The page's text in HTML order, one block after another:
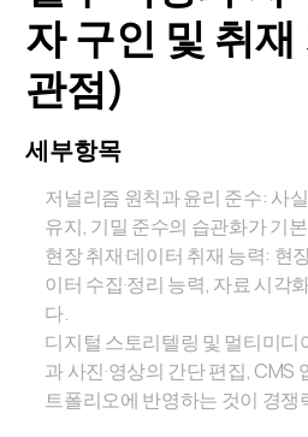
자 구인 및 취
관점)
세부항목
저널리즘 원칙과 윤리 준수: 사
유지, 기밀 준수의 습관화가 기
현장 취재·데이터 취재 능력: 현
이터 수집·정리 능력, 자료 시각
다.
디지털 스토리텔링 및 멀티미디
과 사진·영상의 간단 편집, CMS
트폴리오에 반영하는 것이 경쟁